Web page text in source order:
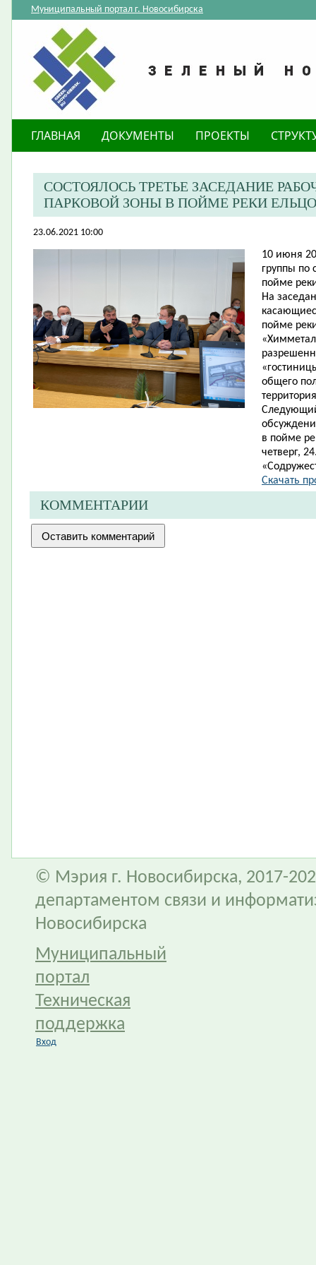
Муниципальный портал г. Новосибирска
ГЛАВНАЯ ДОКУМЕНТЫ ПРОЕКТЫ
СОСТОЯЛОСЬ ТРЕТЬЕ ЗАСЕДАНИЕ
ПАРКОВОЙ ЗОНЫ В ПОЙМЕ РЕКИ
23.06.2021 10:00
10 июня
группы по
пойме
На
пойме
общего
в пойме
четверг,
Скачать
КОММЕНТАРИИ
© Мэрия г. Новосибирска, 2017-
департаментом связи и
Новосибирска
Муниципальный
портал
Техническая
поддержка
Вход